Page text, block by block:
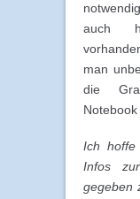
auch
man
die
Notebook
Ich hoffe
Infos
gegeben